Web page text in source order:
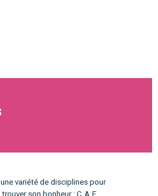
variété de disciplines pour